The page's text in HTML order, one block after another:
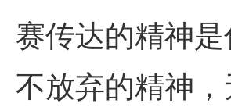
赛传达的精神是
不放弃的精神